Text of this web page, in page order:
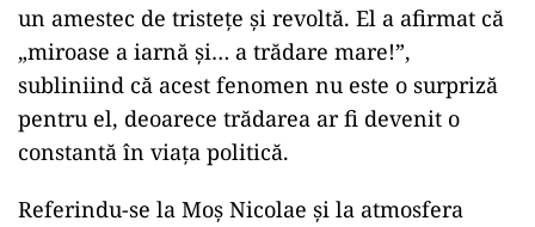
un amestec de tristețe și revoltă. El a afirmat că
„miroase a iarnă și… a trădare mare!”,
subliniind că acest fenomen nu este o surpriză
pentru el, deoarece trădarea ar fi devenit o
constantă în viața politică.
Referindu-se la Moș Nicolae și la atmosfera